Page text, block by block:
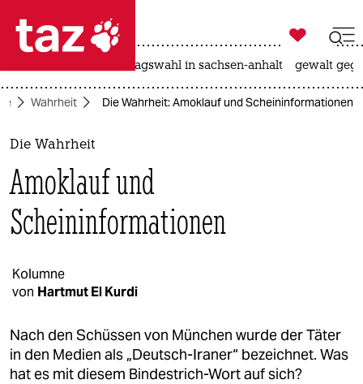
 taz zahl ich
taz zahl ich
themen
politik
öko
kultur
sport
berlin

taz zahl ich
landtagswahl in sachsen-anhalt gewalt
Wahrheit Die Wahrheit: Amoklauf und Scheininformationen
Die Wahrheit
Amoklauf und
Scheininformationen
Kolumne
von Hartmut El Kurdi
Nach den Schüssen von München wurde der Täter
in den Medien als „Deutsch-Iraner“ bezeichnet. Was
hat es mit diesem Bindestrich-Wort auf sich?